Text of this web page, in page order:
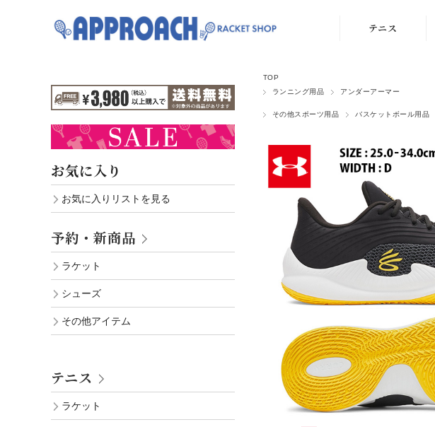
テニス
シューズ
テニスボール
ウェア
アクセサリ
バッグ
TOP
ランニング用品
アンダーアーマー
その他スポーツ用品 バスケットボール用品
お気に入り
お気に入りリストを見る
予約・新商品
ラケット
シューズ
その他アイテム
テニス
ラケット